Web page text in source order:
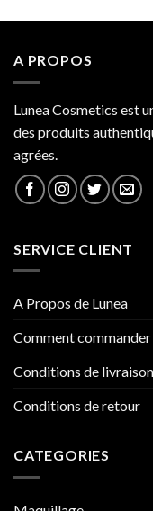
A PROPOS
Lunea Cosmetics est
des produits
agrées.
SERVICE CLIENT
A Propos de Lunea
Comment commander
Conditions de livraison
Conditions de retour
CATEGORIES